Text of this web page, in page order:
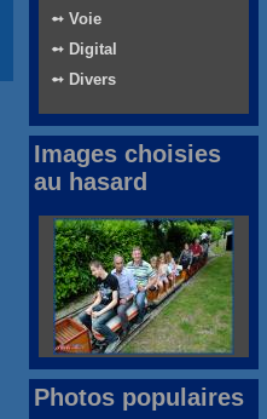
➻ Voie
➻ Digital
➻ Divers
Images choisies
au hasard
Photos populaires